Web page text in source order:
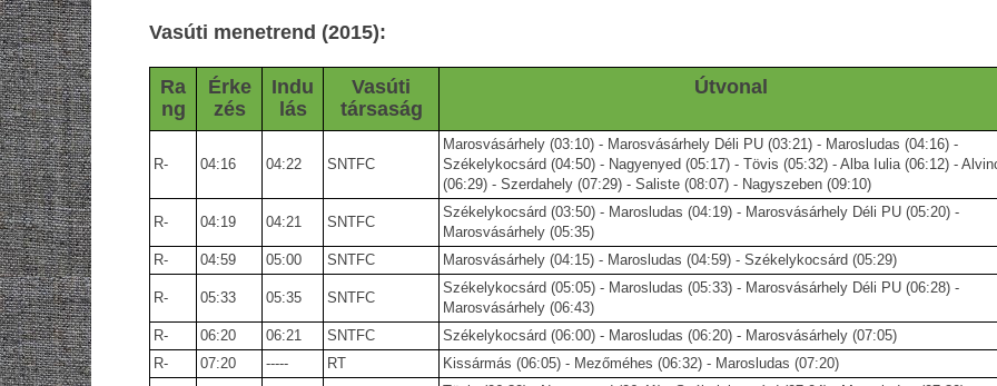
Vasúti menetrend (2015):
Ra
ng
Érke
zés
Indu
lás
Vasúti
társaság
Útvonal
R- 04:16 04:22 SNTFC
Marosvásárhely (03:10) - Marosvásárhely Déli PU (03:21) - Marosludas (04:16) -
Székelykocsárd (04:50) - Nagyenyed (05:17) - Tövis (05:32) - Alba Iulia (06:12) -
(06:29) - Szerdahely (07:29) - Saliste (08:07) - Nagyszeben (09:10)
R- 04:19 04:21 SNTFC
Székelykocsárd (03:50) - Marosludas (04:19) - Marosvásárhely Déli PU (05:20) -
Marosvásárhely (05:35)
R-
04:59 05:00 SNTFC Marosvásárhely (04:15) - Marosludas (04:59) - Székelykocsárd (05:29)
R- 05:33 05:35 SNTFC
Székelykocsárd (05:05) - Marosludas (05:33) - Marosvásárhely Déli PU (06:28) -
Marosvásárhely (06:43)
R-
06:20 06:21 SNTFC
Székelykocsárd (06:00) - Marosludas (06:20) - Marosvásárhely (07:05)
R-
07:20 ----- RT Kissármás (06:05) - Mezőméhes (06:32) - Marosludas (07:20)